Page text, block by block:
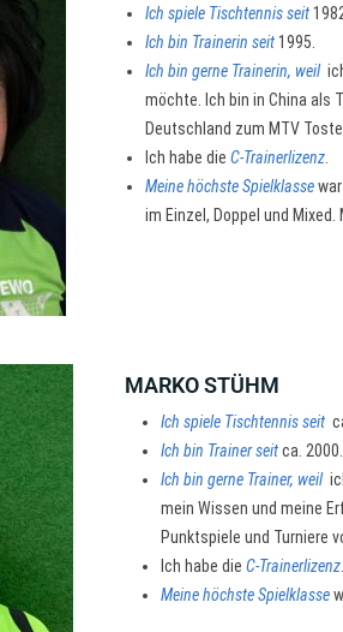
Ich spiele Tischtennis seit
Ich bin Trainerin seit1995.
Ich bin gerne Trainerin, weil
möchte. Ich bin in China als
Deutschland zum MTV
Ich habe dieC-Trainerlizenz
Meine höchste Spielklasse
im Einzel, Doppel und
MARKO STÜHM
Ich spiele Tischtennis seit
Ich bin Trainer seitca. 2000.
Ich bin gerne Trainer, weil
mein Wissen und meine
Punktspiele und Turniere
Ich habe dieC-Trainerlizenz
Meine höchste Spielklasse